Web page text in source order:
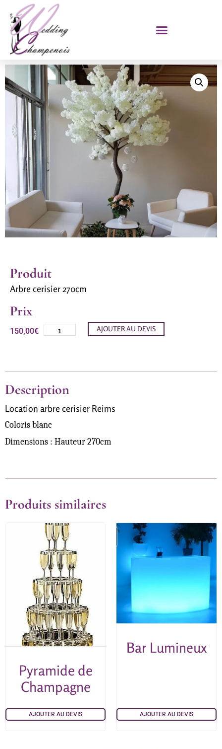
Produit
Arbre cerisier 270cm
Prix
150,00€ AJOUTER AU DEVIS
Description
Location arbre cerisier Reims
Coloris blanc
Dimensions : Hauteur 270cm
Produits similaires
Pyramide de
Champagne
AJOUTER AU DEVIS
Bar Lumineux
AJOUTER AU DEVIS